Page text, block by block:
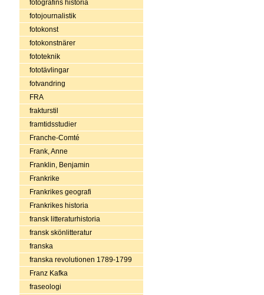
fotografins historia
fotojournalistik
fotokonst
fotokonstnärer
fototeknik
fototävlingar
fotvandring
FRA
frakturstil
framtidsstudier
Franche-Comté
Frank, Anne
Franklin, Benjamin
Frankrike
Frankrikes geografi
Frankrikes historia
fransk litteraturhistoria
fransk skönlitteratur
franska
franska revolutionen 1789-1799
Franz Kafka
fraseologi